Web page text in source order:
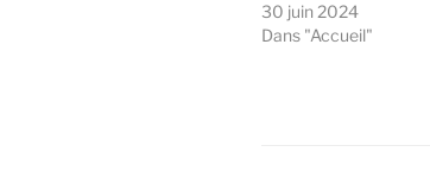
30 juin 2024
Dans "Accueil"